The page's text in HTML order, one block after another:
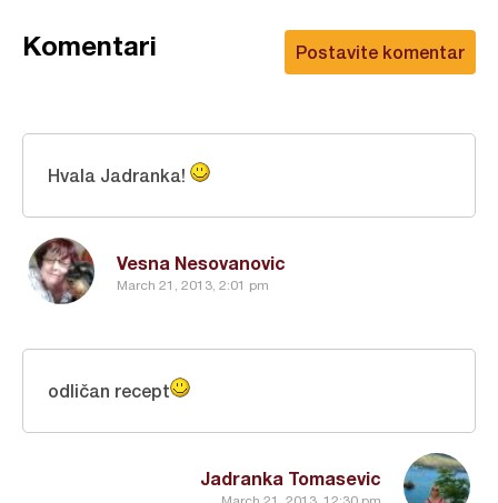
Postavite komentar
Komentari
Vesna Nesovanovic
March 21, 2013, 2:01 pm
Hvala Jadranka!
Jadranka Tomasevic
odličan recept